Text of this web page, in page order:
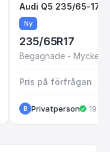
Audi Q5 235/
Ny
235/65R17
Begagnade - Mycket
Pris på förfrågan
B Privatperson ·19